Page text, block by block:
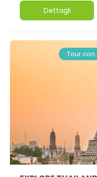
Dettagli
Tour